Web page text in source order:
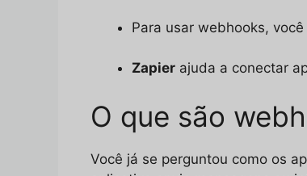
Para usar webhooks,
Zapier ajuda a conectar
O que são
Você já se perguntou como os